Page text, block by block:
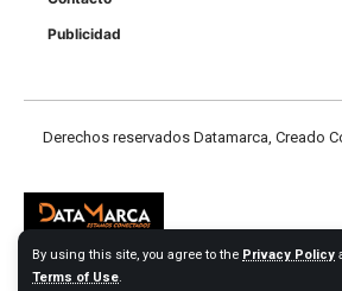
By using this site, you agree to the Privacy Policy
Terms of Use.
Publicidad
Derechos reservados Datamarca, Creado
Derechos reservados Datamarca.com 2026 -